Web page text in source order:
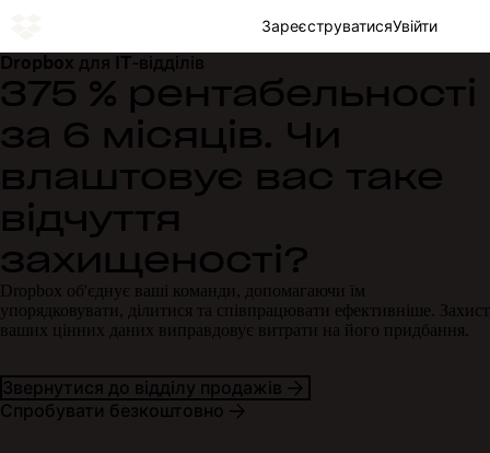
ЗареєструватисяУвійти
Dropbox для IT‑відділів
375 % рентабельності
за 6 місяців. Чи
влаштовує вас таке
відчуття
захищеності?
Dropbox об'єднує ваші команди, допомагаючи їм
упорядковувати, ділитися та співпрацювати ефективніше. Захист
ваших цінних даних виправдовує витрати на його придбання.
Звернутися до відділу продажів
Спробувати безкоштовно